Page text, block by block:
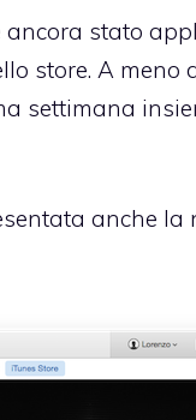
stato
store. A meno
settimana
anche